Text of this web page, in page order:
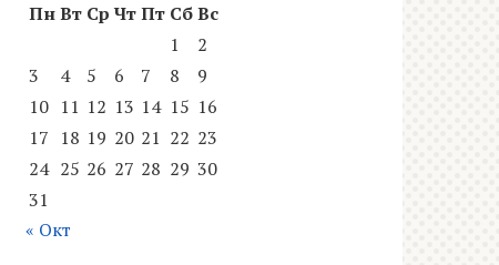
ПнВт Ср ЧтПт СбВс
1
2
3
4 5 6 7 8
9
10 11 12 13 14 15 16
17 18 19 20 21 22 23
24 25 26 27 28 29 30
31
« Окт